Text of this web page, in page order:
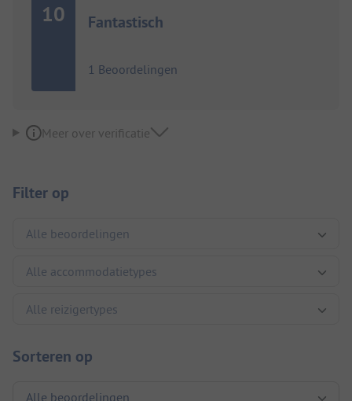
10 Fantastisch
1 Beoordelingen
Meer over verificatie
Filter op
Sorteren op